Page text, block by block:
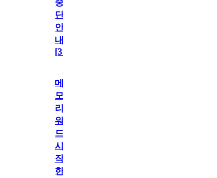
중
단
안
내
[31
메
모
리
워
드
시
작
한